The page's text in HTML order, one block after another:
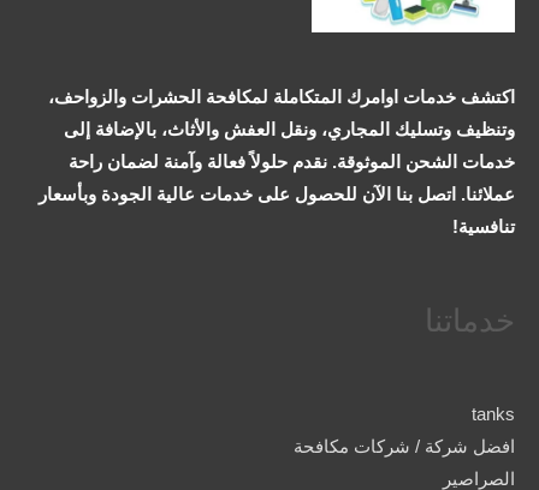
اكتشف خدمات اوامرك المتكاملة لمكافحة الحشرات والزواحف،
وتنظيف وتسليك المجاري، ونقل العفش والأثاث، بالإضافة إلى
خدمات الشحن الموثوقة. نقدم حلولاً فعالة وآمنة لضمان راحة
عملائنا. اتصل بنا الآن للحصول على خدمات عالية الجودة وبأسعار
تنافسية!
خدماتنا
tanks
افضل شركة / شركات مكافحة
الصراصير